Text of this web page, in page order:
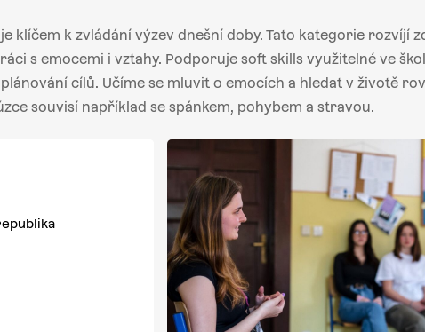
klíčem k zvládání výzev dnešní doby. Tato kategorie rozvíjí
s emocemi i vztahy. Podporuje soft skills využitelné ve
cílů. Učíme se mluvit o emocích a hledat v životě
souvisí například se spánkem, pohybem a stravou.